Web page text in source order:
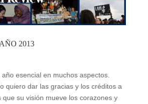
2013
esencial en muchos aspectos.
quiero dar las gracias y los créditos a
que su visión mueve los corazones y